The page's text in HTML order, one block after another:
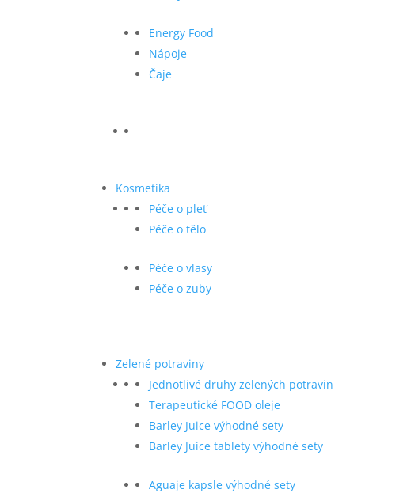
Energy Food
Nápoje
Čaje
Kosmetika
Péče o pleť
Péče o tělo
Péče o vlasy
Péče o zuby
Zelené potraviny
Jednotlivé druhy zelených potravin
Terapeutické FOOD oleje
Barley Juice výhodné sety
Barley Juice tablety výhodné sety
Aguaje kapsle výhodné sety